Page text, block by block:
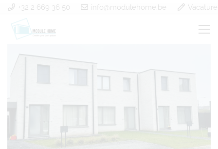
+32 2 669 36 50 info@modulehome.be